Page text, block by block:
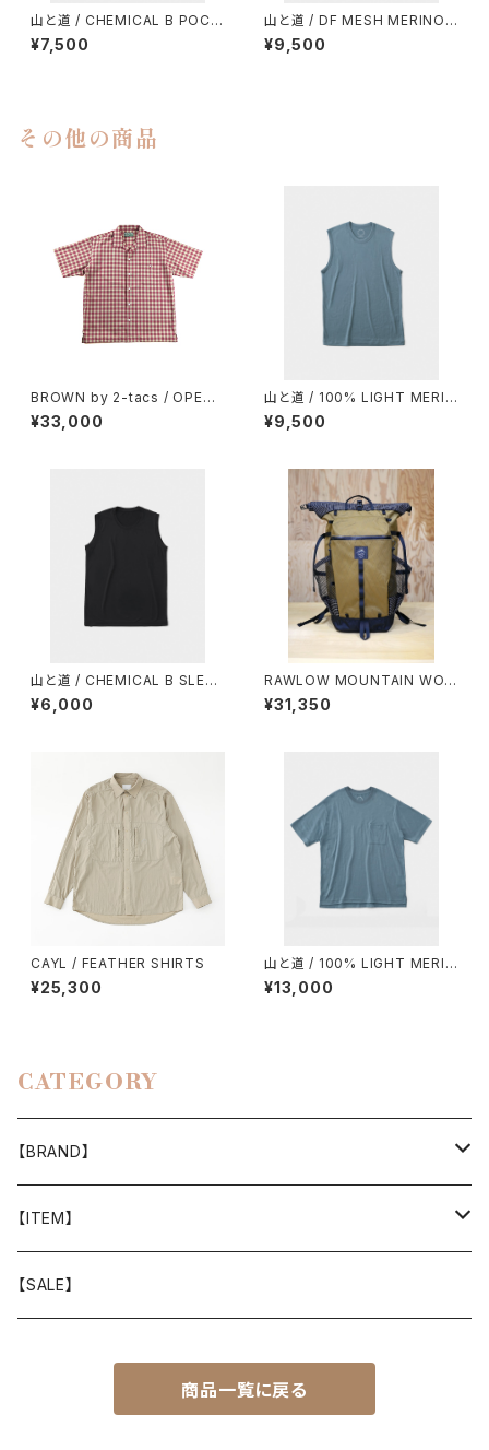
山と道 / CHEMICAL B POCK
ET T-SHIRT（UNISEX）
¥7,500
山と道 / DF MESH MERINO
SLEEVELESS（MEN）
¥9,500
その他の商品
BROWN by 2-tacs / OPEN
COLLAR
¥33,000
山と道 / 100% LIGHT MERIN
O SLEEVELESS（MEN）
¥9,500
山と道 / CHEMICAL B SLEEV
ELESS（WOMEN）
¥6,000
RAWLOW MOUNTAIN WOR
KS / BAMBI（X-PAC EDITIO
N）
¥31,350
CAYL / FEATHER SHIRTS
¥25,300
山と道 / 100% LIGHT MERIN
O POCKET T-SHIRT（UNISE
X）
¥13,000
CATEGORY
【BRAND】
山と道
T-SHIRT
迷迭香
【ITEM】
WEAR
【SALE】
商品一覧に戻る